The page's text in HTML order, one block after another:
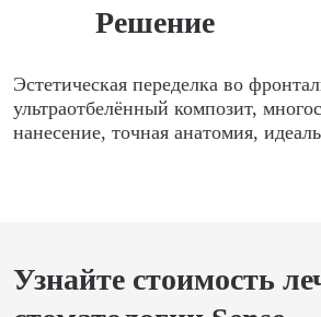
Решение
Эстетическая переделка во
ультраотбелённый композит,
нанесение, точная анатомия,
Узнайте стоимость